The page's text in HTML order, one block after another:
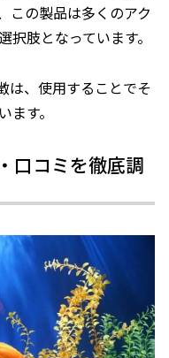
この製品は多くのアク
肢となっています。
は、使用することでそ
す。
口コミを徹底調